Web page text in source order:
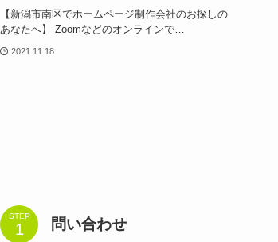
【新潟市南区でホームページ制作会社のお探しの
あなたへ】 Zoomなどのオンラインで…
2021.11.18
STEP 問い合わせ